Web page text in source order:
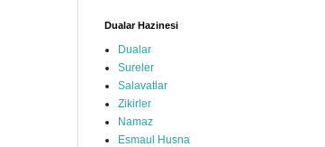
Dualar Hazinesi
Dualar
Sureler
Salavatlar
Zikirler
Namaz
Esmaul Husna